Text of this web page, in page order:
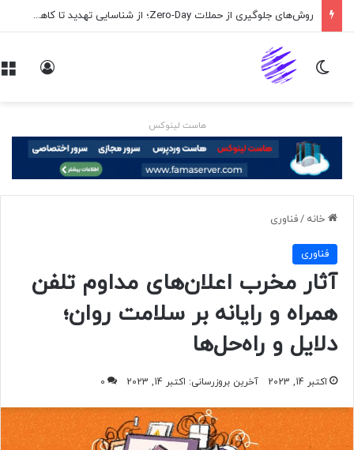
اپلیکیشن پیام‌رسان ایکس در راه است
تغییر پوسته
هاست لینوکس
خانه /فناوری
فناوری
آثار مخرب اعلان‌های مداوم تلفن
همراه و رایانه بر سلامت روان؛
دلایل و راه‌حل‌ها
اکتبر 14, 2023 آخرین بروزرسانی: اکتبر 14, 2023 0